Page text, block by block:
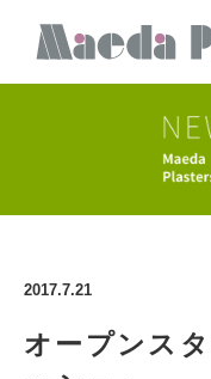
2017.7.21
オープンス